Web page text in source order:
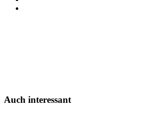
Auch interessant